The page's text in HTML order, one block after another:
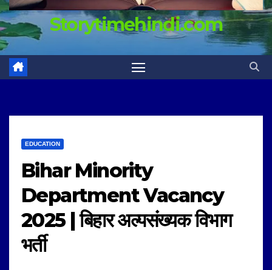
Storytimehindi.com
EDUCATION
Bihar Minority
Department Vacancy
2025 | बिहार अल्पसंख्यक विभाग
भर्ती